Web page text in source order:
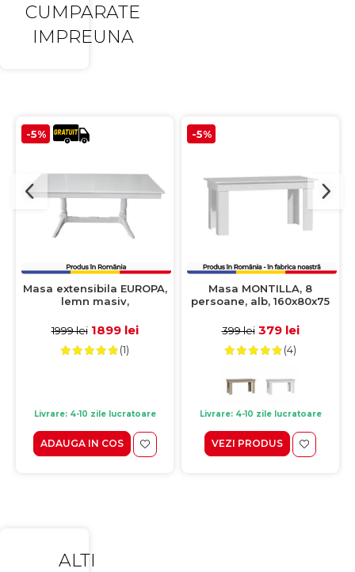
CUMPARATE
IMPREUNA
-5%
Masa extensibila EUROPA,
lemn masiv,
160/240x92x70 cm
1999 lei 1899 lei
(1)
Livrare: 4-10 zile lucratoare
ADAUGA IN COS
-5%
Masa MONTILLA, 8
persoane, alb, 160x80x75
399 lei 379 lei
(4)
Livrare: 4-10 zile lucratoare
VEZI PRODUS
ALTI